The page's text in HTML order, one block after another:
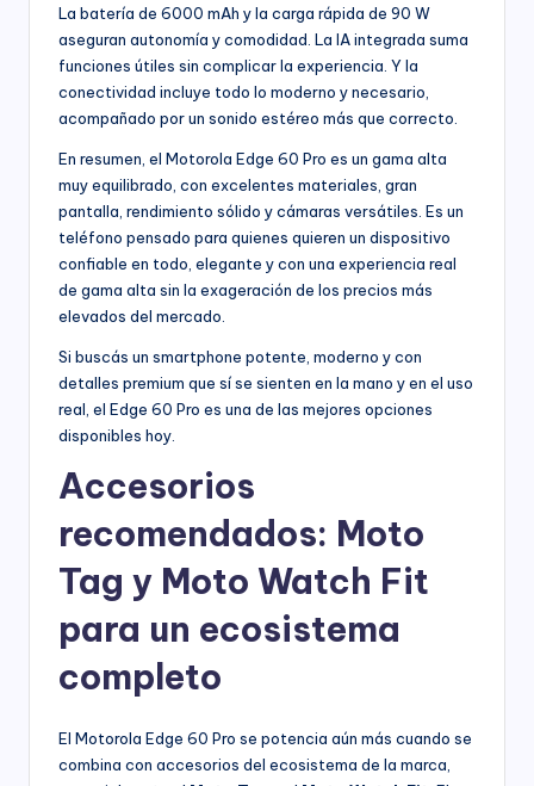
La batería de 6000 mAh y la carga rápida de 90 W
aseguran autonomía y comodidad. La IA integrada suma
funciones útiles sin complicar la experiencia. Y la
conectividad incluye todo lo moderno y necesario,
acompañado por un sonido estéreo más que correcto.
En resumen, el Motorola Edge 60 Pro es un gama alta
muy equilibrado, con excelentes materiales, gran
pantalla, rendimiento sólido y cámaras versátiles. Es un
teléfono pensado para quienes quieren un dispositivo
confiable en todo, elegante y con una experiencia real
de gama alta sin la exageración de los precios más
elevados del mercado.
Si buscás un smartphone potente, moderno y con
detalles premium que sí se sienten en la mano y en el uso
real, el Edge 60 Pro es una de las mejores opciones
disponibles hoy.
Accesorios
recomendados: Moto
Tag y Moto Watch Fit
para un ecosistema
completo
El Motorola Edge 60 Pro se potencia aún más cuando se
combina con accesorios del ecosistema de la marca,